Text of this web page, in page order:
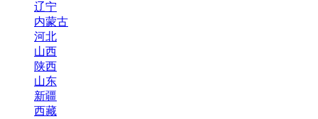
辽宁
内蒙古
河北
山西
陕西
山东
新疆
西藏